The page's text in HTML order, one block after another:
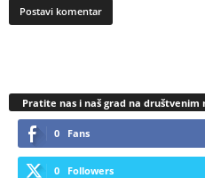
Pratite nas i naš grad na društvenim
0 Fans
0 Followers